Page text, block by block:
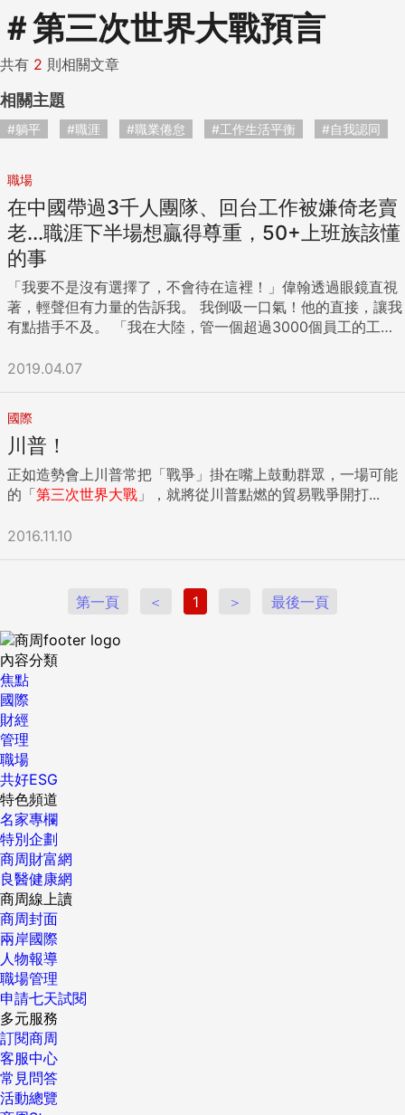
＃第三次世界大戰預言
共有 2 則相關文章
相關主題
#躺平 #職涯 #職業倦怠 #工作生活平衡 #自我認同
職場
在中國帶過3千人團隊、回台工作被嫌倚老賣
老...職涯下半場想贏得尊重，50+上班族該懂
的事
「我要不是沒有選擇了，不會待在這裡！」偉翰透過眼鏡直視
著，輕聲但有力量的告訴我。 我倒吸一口氣！他的直接，讓我
有點措手不及。 「我在大陸，管一個超過3000個員工的工
不會坐在這裡。」偉翰的聲音情緒，隨著故事時間往前推移，
也成為他未來成長的阻礙。 6年前從大陸回來。偉翰在廣州、
成都、上海前後生活了15年。放著老婆和家人在台灣，他一個
人在大陸闖盪，也在成衣界建立不小的名氣。不論是衣料、染
劑，不論是生產及庫存預估，不論是貨款或調度，他都是老闆
的得力助手。因為早期大陸的生意，都是收現，跳票風險很
帽，鼻樑上架著細黑框眼鏡，有一股非常迷人的書生氣息。這
實在和他的故事反差很大。 他的老闆想要我跟他談一談，因為
偉翰似乎有「組織認同」的問題。 「組織認同？」我真聽不
懂，什麼樣的員工會有組織認同問題，要我這個外人去處理
個任務，我實在覺得吃力不討好。 我好奇地問偉翰：「你在大
陸帶著3000人，這麼有規模的事業，回到台灣，老闆年紀比你
小，底下現在也只帶1個人，你對於這個業務經理的位子，
你…..覺得很委屈嗎？」我想，大家都是大人了，我也不需要拐
彎抹角，有時候直接一點，反而比較真誠。 「我不受尊重…..
這跟年紀，跟帶多少人沒有關係！」偉翰也很直接地說。我
想，重點來了。 「什麼樣的做法讓你覺得不受尊重？」我試圖
直搗黃龍。 「我只要提出意見，就會被說這是我以前的做法，
現在市場不一樣了。如果我接著想再講下去，老闆就會說我倚
老賣老，應該要聽聽年輕人的想法。然後，就硬生生打斷我的
發言。」偉翰推了一下眼鏡。「我不認為這是一個主管該做的
事，我也認為，一個有能的主管，應該可以容納更多意見。他
不想聽我的意見，其實在講我，不也在講自己嗎？難道我不是
員工，我的意見難道大家不應該聽一聽嗎？」偉翰沒有感情地
描述這段話。嗯～話中有話。 「我相信一開始老闆應該也會聽
聽你的意見及想法吧？你覺得從什麼時候開始，老闆會打斷你
的發言？」我試著引導他。但是，換來他的大情緒….. 「你告
訴我呀！你不是顧問？顧問不是很偉大嗎？我怎麼會知道答
案！？」偉翰幾乎是爆氣地說著。這是我們第一次見面，我傻
了。我想，這也應該是我們最後一次見面吧。 在回程的路上，
我沉思著。 一個人的成功經驗，真的是成為未來前進的絆腳
石。因為環境變化而被迫中止工作，因為家人要求而以為自己
已經接受了妥協，可是，那過去的光芒，對比於現在的幽暗，
讓人實在太神傷。一個憂傷的靈魂，來自於過去曾經的輝煌。
2019.04.07
國際
川普！
正如造勢會上川普常把「戰爭」掛在嘴上鼓動群眾，一場可能
的「第三次世界大戰 」，就將從川普點燃的貿易戰爭開打...
2016.11.10
第一頁 ＜ 1 ＞ 最後一頁
內容分類
焦點
國際
財經
管理
職場
共好ESG
特色頻道
名家專欄
特別企劃
商周財富網
良醫健康網
商周線上讀
商周封面
兩岸國際
人物報導
職場管理
申請七天試閱
多元服務
訂閱商周
客服中心
常見問答
活動總覽